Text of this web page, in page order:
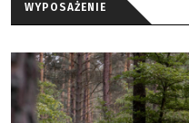
WYPOSAŻENIE